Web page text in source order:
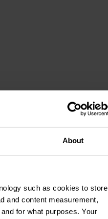
About
such as cookies to store
and content measurement,
for what purposes. Your